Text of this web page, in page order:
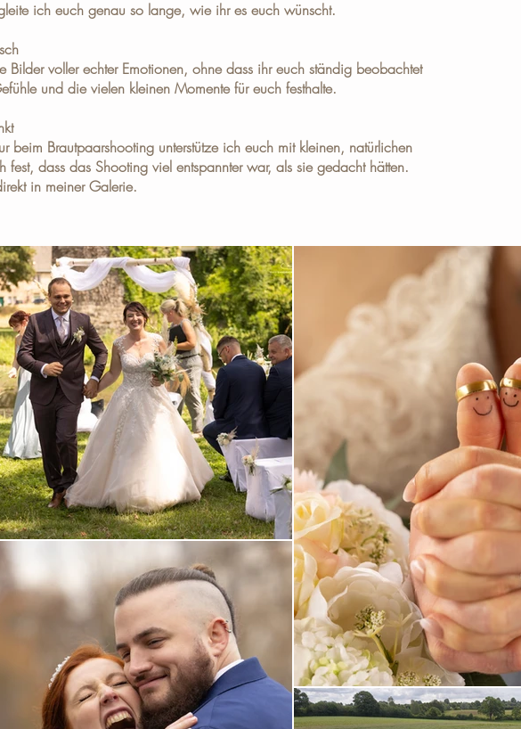
ich euch genau so lange, wie ihr es euch wünscht.
voller echter Emotionen, ohne dass ihr euch ständig beobachtet
und die vielen kleinen Momente für euch festhalte.
Brautpaarshooting unterstütze ich euch mit kleinen, natürlichen
dass das Shooting viel entspannter war, als sie gedacht hätten.
in meinerGalerie.